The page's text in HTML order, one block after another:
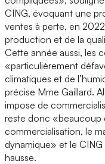
CING, évoquant une
ventes à perte, en
production et de la
Cette année aussi, les
«particulièrement
climatiques et de
précise Mme Gaillard.
impose de
reste donc «beaucoup
commercialisation, le
dynamique» et le CING
hausse.